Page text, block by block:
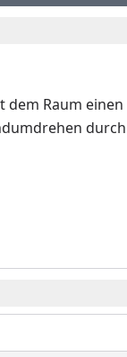
dem Raum einen
durch